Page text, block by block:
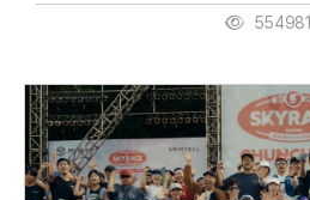
554981